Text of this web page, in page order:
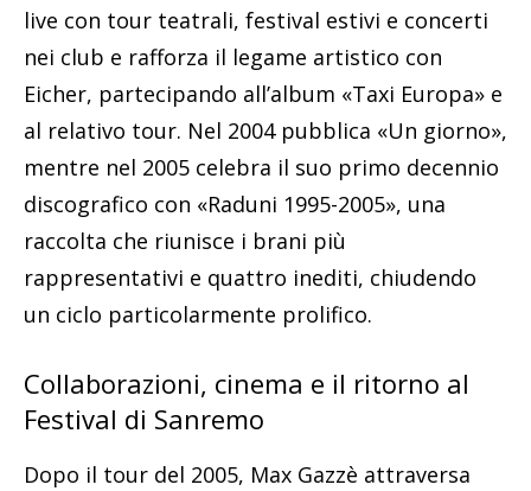
live con tour teatrali, festival estivi e concerti
nei club e rafforza il legame artistico con
Eicher, partecipando all’album «Taxi Europa» e
al relativo tour. Nel 2004 pubblica «Un giorno»,
mentre nel 2005 celebra il suo primo decennio
discografico con «Raduni 1995-2005», una
raccolta che riunisce i brani più
rappresentativi e quattro inediti, chiudendo
un ciclo particolarmente prolifico.
Collaborazioni, cinema e il ritorno al
Festival di Sanremo
Dopo il tour del 2005, Max Gazzè attraversa